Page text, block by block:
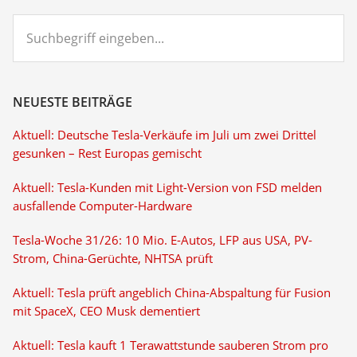
eingeben...
NEUESTE BEITRÄGE
Aktuell: Deutsche Tesla-Verkäufe im Juli um zwei Drittel
gesunken – Rest Europas gemischt
Aktuell: Tesla-Kunden mit Light-Version von FSD melden
ausfallende Computer-Hardware
Tesla-Woche 31/26: 10 Mio. E-Autos, LFP aus USA, PV-
Strom, China-Gerüchte, NHTSA prüft
Aktuell: Tesla prüft angeblich China-Abspaltung für Fusion
mit SpaceX, CEO Musk dementiert
Aktuell: Tesla kauft 1 Terawattstunde sauberen Strom pro